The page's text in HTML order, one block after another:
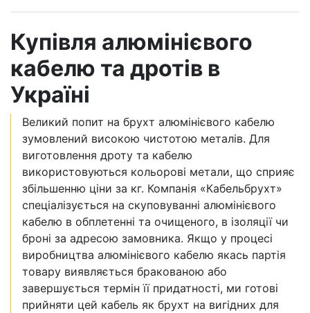
Купівля алюмінієвого
кабелю та дротів в
Україні
Великий попит на брухт алюмінієвого кабелю
зумовлений високою чистотою металів. Для
виготовлення дроту та кабелю
використовуються кольорові метали, що сприяє
збільшенню ціни за кг. Компанія «Кабельбрухт»
спеціалізується на скуповуванні алюмінієвого
кабелю в обплетенні та очищеного, в ізоляції чи
броні за адресою замовника. Якщо у процесі
виробництва алюмінієвого кабелю якась партія
товару виявляється бракованою або
завершується термін її придатності, ми готові
прийняти цей кабель як брухт на вигідних для